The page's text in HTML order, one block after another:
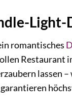
romantisches
Restaurant
lassen –